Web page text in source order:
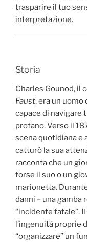
trasparire il tuo
interpretazione.
Storia
Charles Gounod, il
Faust, era un
capace di navigare
profano. Verso il
scena quotidiana
catturò la sua
racconta che un
forse il suo o un
marionetta.
danni – una gamba
“incidente fatale”.
l’ingenuità proprie
“organizzare” un